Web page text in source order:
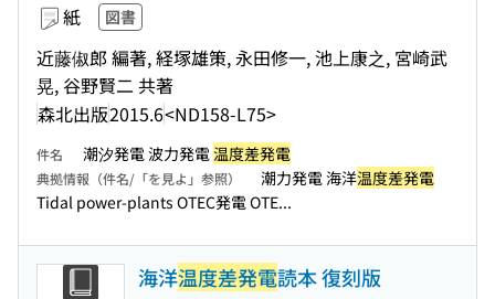
紙 図書
近藤俶郎 編著, 経塚雄策, 永田修一, 池上康之, 宮崎武
晃, 谷野賢二 共著
森北出版2015.6<ND158-L75>
件名 潮汐発電 波力発電温度差発電
典拠情報（件名/「を見よ」参照） 潮力発電 海洋温度差発電
Tidal power-plants OTEC発電 OTE...
海洋温度差発電読本 復刻版